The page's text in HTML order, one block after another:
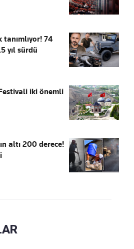
tanımlıyor! 74
yıl sürdü
iki önemli
altı 200 derece!